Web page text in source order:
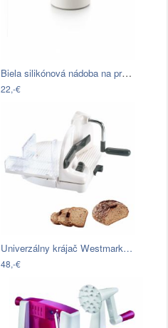
Biela silikónová nádoba na prípravu…
22,-€
Univerzálny krájač Westmark…
48,-€